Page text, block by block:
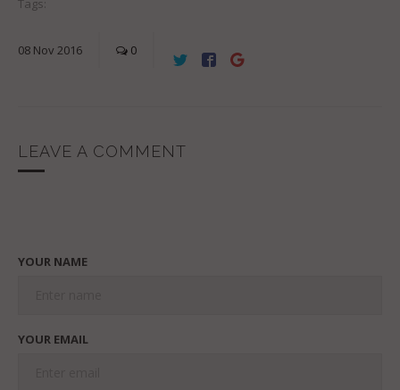
Tags:
08 Nov 2016 0
LEAVE A COMMENT
YOUR NAME
YOUR EMAIL